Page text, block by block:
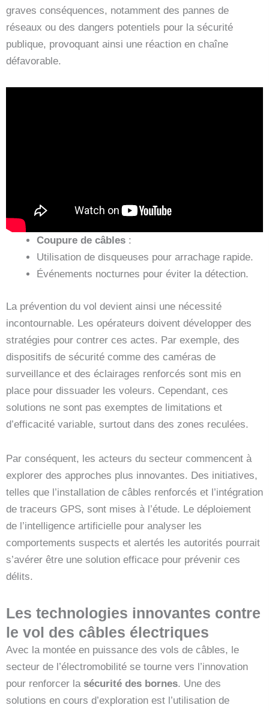
graves conséquences, notamment des pannes de
réseaux ou des dangers potentiels pour la sécurité
publique, provoquant ainsi une réaction en chaîne
défavorable.
Coupure de câbles :
Utilisation de disqueuses pour arrachage rapide.
Événements nocturnes pour éviter la détection.
La prévention du vol devient ainsi une nécessité
incontournable. Les opérateurs doivent développer des
stratégies pour contrer ces actes. Par exemple, des
dispositifs de sécurité comme des caméras de
surveillance et des éclairages renforcés sont mis en
place pour dissuader les voleurs. Cependant, ces
solutions ne sont pas exemptes de limitations et
d’efficacité variable, surtout dans des zones reculées.
Par conséquent, les acteurs du secteur commencent à
explorer des approches plus innovantes. Des initiatives,
telles que l’installation de câbles renforcés et l’intégration
de traceurs GPS, sont mises à l’étude. Le déploiement
de l’intelligence artificielle pour analyser les
comportements suspects et alertés les autorités pourrait
s’avérer être une solution efficace pour prévenir ces
délits.
Les technologies innovantes contre
le vol des câbles électriques
Avec la montée en puissance des vols de câbles, le
secteur de l’électromobilité se tourne vers l’innovation
pour renforcer la sécurité des bornes. Une des
solutions en cours d’exploration est l’utilisation de